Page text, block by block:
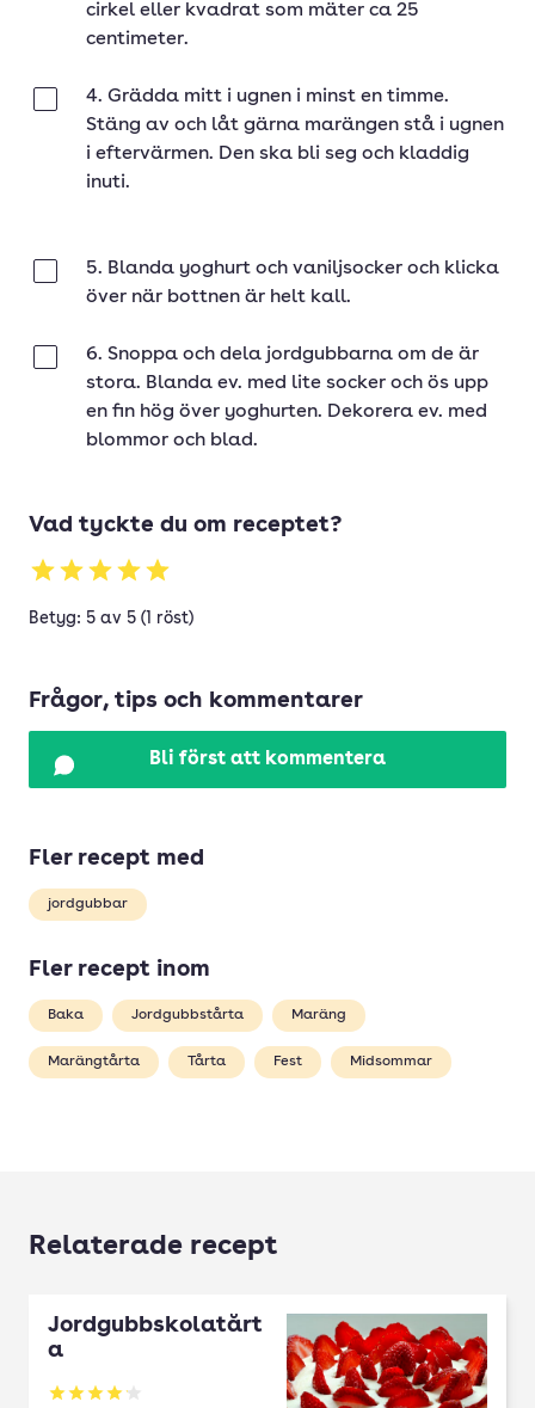
cirkel eller kvadrat som mäter ca 25
centimeter.
4. Grädda mitt i ugnen i minst en timme.
Stäng av och låt gärna marängen stå i ugnen
i eftervärmen. Den ska bli seg och kladdig
inuti.
5. Blanda yoghurt och vaniljsocker och klicka
över när bottnen är helt kall.
6. Snoppa och dela jordgubbarna om de är
stora. Blanda ev. med lite socker och ös upp
en fin hög över yoghurten. Dekorera ev. med
blommor och blad.
Vad tyckte du om receptet?
Betyg: 5 av 5 (1 röst)
Frågor, tips och kommentarer
Bli först att kommentera
Fler recept med
jordgubbar
Fler recept inom
Baka Jordgubbstårta Maräng
Marängtårta Tårta Fest Midsommar
Relaterade recept
Jordgubbskolatårt
a